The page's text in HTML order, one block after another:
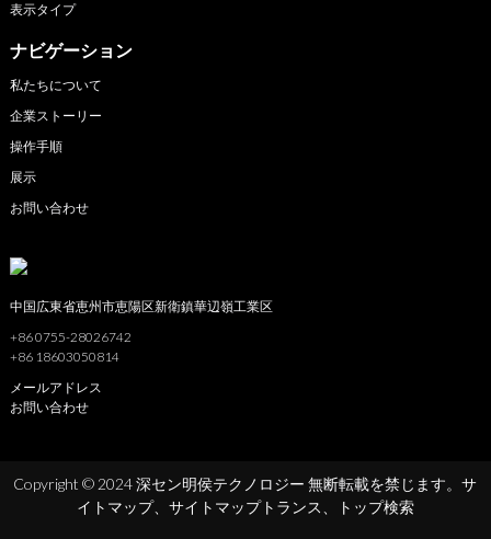
表示タイプ
ナビゲーション
私たちについて
企業ストーリー
操作手順
展示
お問い合わせ
中国広東省恵州市恵陽区新衛鎮華辺嶺工業区
+86 0755-28026742
+86 18603050814
メールアドレス
お問い合わせ
Copyright © 2024 深セン明侯テクノロジー 無断転載を禁じます。サ
イトマップ、 サイトマップトランス、 トップ検索